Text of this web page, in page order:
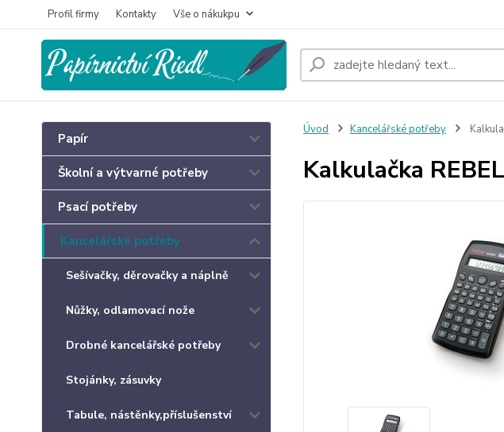
Profil firmy Kontakty Vše o nákukpu
Papír
Školní a výtvarné potřeby
Psací potřeby
Kancelářské potřeby
Sešívačky, děrovačky a náplně
Nůžky, odlamovací nože
Drobné kancelářské potřeby
Stojánky, zásuvky
Tabule, nástěnky,příslušenství
Úvod Kancelářské potřeby
Kalkulačka